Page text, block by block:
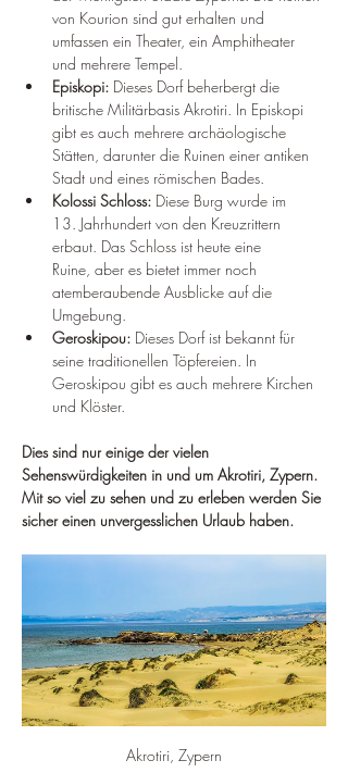
von Kourion sind gut erhalten und
umfassen ein Theater, ein Amphitheater
und mehrere Tempel.
Episkopi: Dieses Dorf beherbergt die
britische Militärbasis Akrotiri. In Episkopi
gibt es auch mehrere archäologische
Stätten, darunter die Ruinen einer antiken
Stadt und eines römischen Bades.
Kolossi Schloss: Diese Burg wurde im
13. Jahrhundert von den Kreuzrittern
erbaut. Das Schloss ist heute eine
Ruine, aber es bietet immer noch
atemberaubende Ausblicke auf die
Umgebung.
Geroskipou: Dieses Dorf ist bekannt für
seine traditionellen Töpfereien. In
Geroskipou gibt es auch mehrere Kirchen
und Klöster.
Dies sind nur einige der vielen
Sehenswürdigkeiten in und um Akrotiri, Zypern.
Mit so viel zu sehen und zu erleben werden Sie
sicher einen unvergesslichen Urlaub haben.
Akrotiri, Zypern